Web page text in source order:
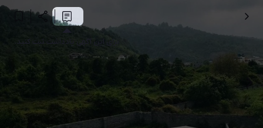
برای این آگهی یادداشت ثبت کنید.